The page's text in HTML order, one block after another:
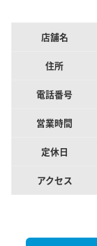
店舗名
住所
電話番号
営業時間
定休日
アクセス